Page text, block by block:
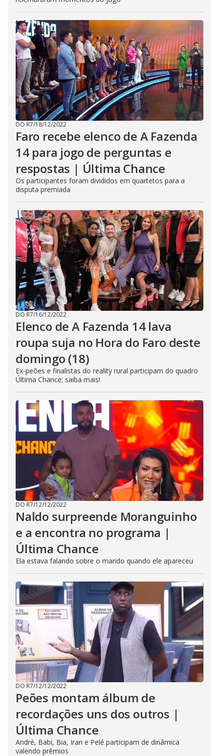
DO R7/18/12/2022
Faro recebe elenco de A Fazenda
14 para jogo de perguntas e
respostas | Última Chance
Os participantes foram divididos em quartetos para a
disputa premiada
DO R7/16/12/2022
Elenco de A Fazenda 14 lava
roupa suja no Hora do Faro deste
domingo (18)
Ex-peões e finalistas do reality rural participam do quadro
Última Chance; saiba mais!
DO R7/12/12/2022
Naldo surpreende Moranguinho
e a encontra no programa |
Última Chance
Ela estava falando sobre o marido quando ele apareceu
DO R7/12/12/2022
Peões montam álbum de
recordações uns dos outros |
Última Chance
André, Babi, Bia, Iran e Pelé participam de dinâmica
valendo prêmios